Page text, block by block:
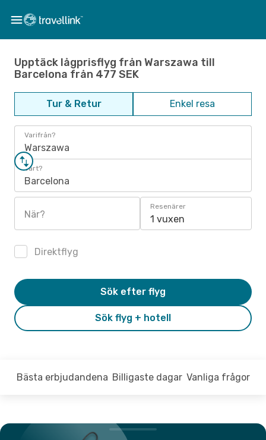
Upptäck lågprisflyg från Warszawa till
Barcelona från 477 SEK
Tur & Retur Enkel resa
Varifrån?
Warszawa
Vart?
Barcelona
När?
Resenärer
1 vuxen
Direktflyg
Sök flyg + hotell
Sök efter flyg
Bästa erbjudandena Billigaste dagar Vanliga frågor